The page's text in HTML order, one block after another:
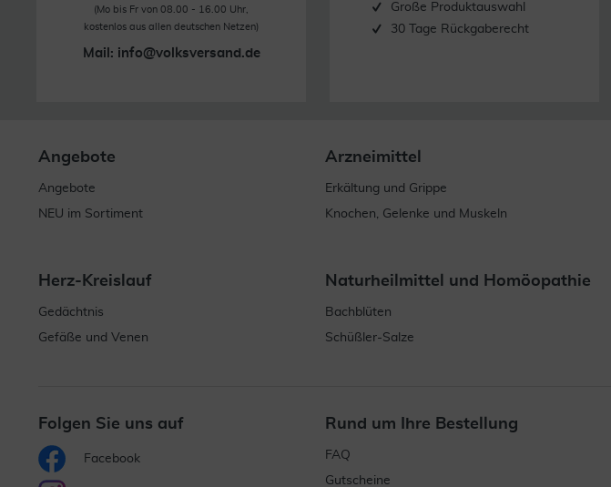
(Mo bis Fr von 08.00 - 16.00 Uhr,
kostenlos aus allen deutschen Netzen)
Mail: info@volksversand.de
Große Produktauswahl
30 Tage Rückgaberecht
Angebote
Angebote
NEU im Sortiment
Arzneimittel
Erkältung und Grippe
Knochen, Gelenke und Muskeln
Herz-Kreislauf
Gedächtnis
Gefäße und Venen
Naturheilmittel und Homöopathie
Bachblüten
Schüßler-Salze
Folgen Sie uns auf
Facebook
Rund um Ihre Bestellung
FAQ
Gutscheine